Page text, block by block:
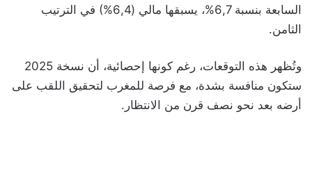
السابعة بنسبة 6,7%، يسبقها مالي (6,4%) في الترتيب
الثامن.
وتُظهر هذه التوقعات، رغم كونها إحصائية، أن نسخة 2025
ستكون منافسة بشدة، مع فرصة للمغرب لتحقيق اللقب على
أرضه بعد نحو نصف قرن من الانتظار.